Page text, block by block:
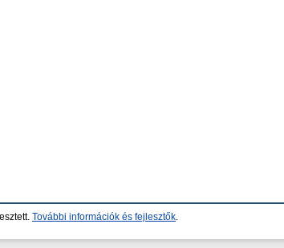
További információk és fejlesztők